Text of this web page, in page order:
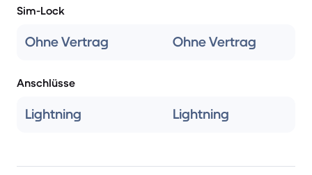
Sim-Lock
Ohne Vertrag Ohne Vertrag
Anschlüsse
Lightning Lightning